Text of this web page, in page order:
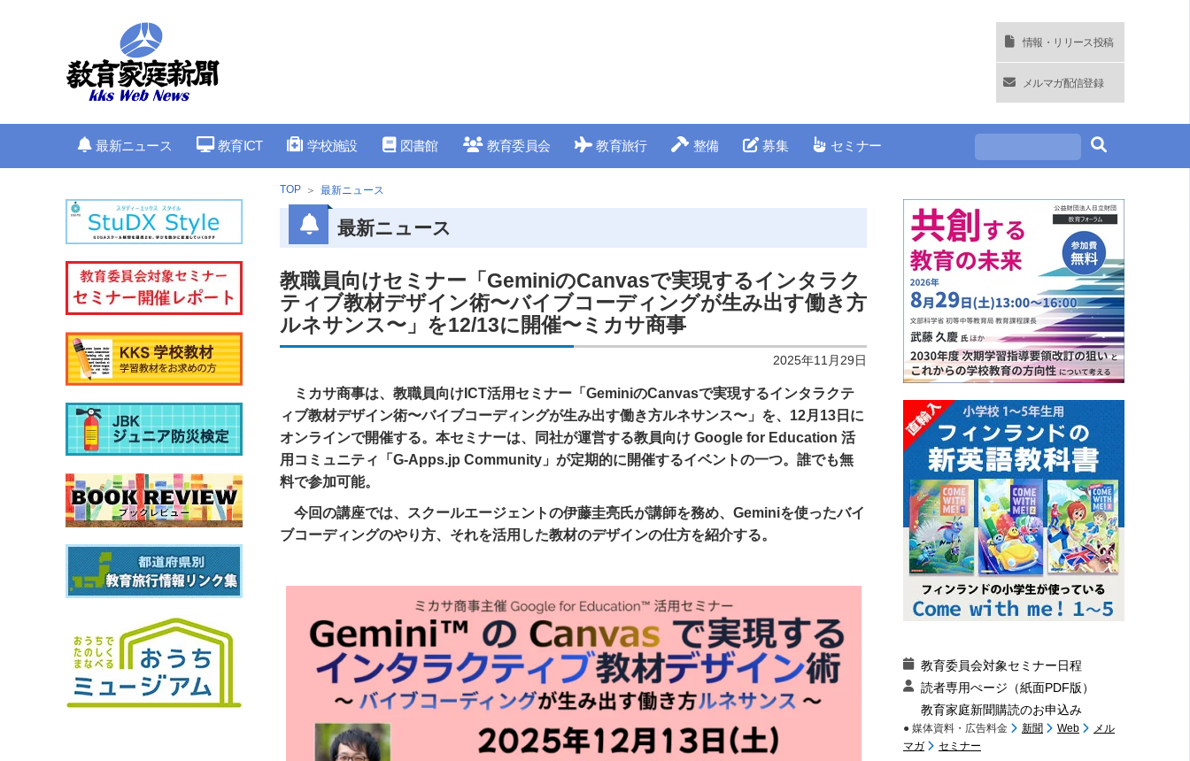
情報・リリース投稿
メルマガ配信登録
最新ニュース 教育ICT 学校施設 図書館 教育委員会 教育旅行 整備 募集 セミナー
TOP 最新ニュース
最新ニュース
教職員向けセミナー「GeminiのCanvasで実現するインタラク
ティブ教材デザイン術〜バイブコーディングが生み出す働き方
ルネサンス〜」を12/13に開催〜ミカサ商事
2025年11月29日
ミカサ商事は、教職員向けICT活用セミナー「GeminiのCanvasで実現するインタラクテ
ィブ教材デザイン術〜バイブコーディングが生み出す働き方ルネサンス〜」を、12月13日に
オンラインで開催する。本セミナーは、同社が運営する教員向け Google for Education 活
用コミュニティ「G-Apps.jp Community」が定期的に開催するイベントの一つ。誰でも無
料で参加可能。
今回の講座では、スクールエージェントの伊藤圭亮氏が講師を務め、Geminiを使ったバイ
ブコーディングのやり方、それを活用した教材のデザインの仕方を紹介する。
教育委員会対象セミナー日程
読者専用ぺージ（紙面PDF版）
教育家庭新聞購読のお申込み
● 媒体資料・広告料金 新聞 Web
メル
マガ
セミナー